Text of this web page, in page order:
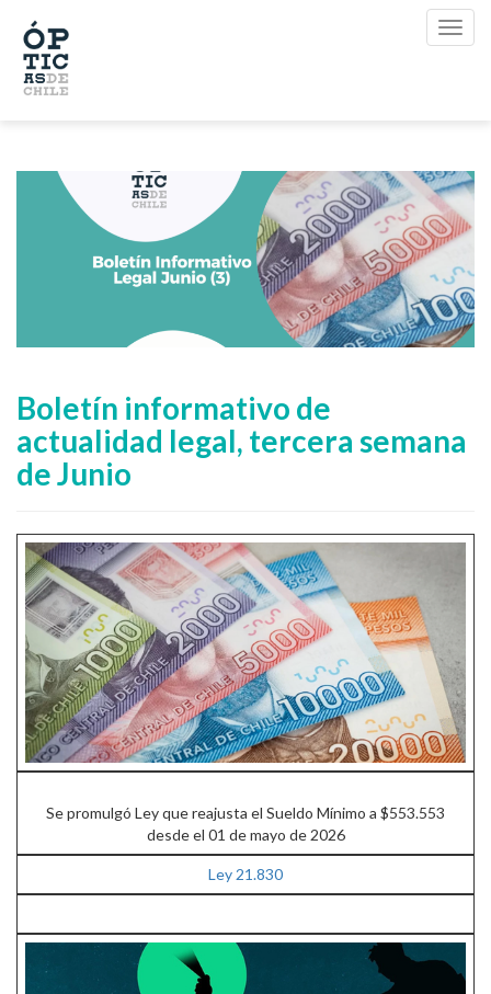
Boletín informativo de
actualidad legal, tercera semana
de Junio
Se promulgó Ley que reajusta el Sueldo Mínimo a $553.553
desde el 01 de mayo de 2026
Ley 21.830